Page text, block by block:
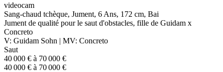
videocam
Sang-chaud tchèque, Jument, 6 Ans, 172 cm, Bai
Jument de qualité pour le saut d'obstacles, fille de Guidam x
Concreto
V: Guidam Sohn | MV: Concreto
Saut
40 000 € à 70 000 €
40 000 € à 70 000 €